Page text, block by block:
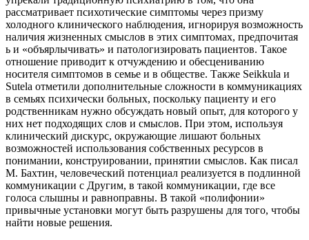
рассматривает психотические симптомы через призму
холодного клинического наблюдения, игнорируя возможность
наличия жизненных смыслов в этих симптомах, предпочитая
ь и «объярлычивать» и патологизировать пациентов. Такое
отношение приводит к отчуждению и обесцениванию
носителя симптомов в семье и в обществе. Также Seikkula и
Sutela отметили дополнительные сложности в коммуникациях
в семьях психически больных, поскольку пациенту и его
родственникам нужно обсуждать новый опыт, для которого у
них нет подходящих слов и смыслов. При этом, используя
клинический дискурс, окружающие лишают больных
возможностей использования собственных ресурсов в
понимании, конструировании, принятии смыслов. Как писал
М. Бахтин, человеческий потенциал реализуется в подлинной
коммуникации с Другим, в такой коммуникации, где все
голоса слышны и равноправны. В такой «полифонии»
привычные установки могут быть разрушены для того, чтобы
найти новые решения.